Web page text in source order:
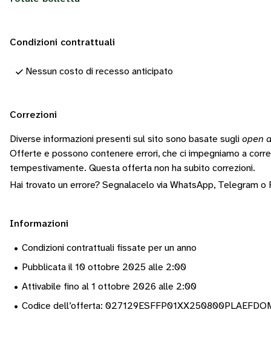
Condizioni contrattuali
Nessun costo di recesso anticipato
Correzioni
Diverse informazioni presenti sul sito sono basate sugli open
Offerte e possono contenere errori, che ci impegniamo a
tempestivamente. Questa offerta non ha subito correzioni.
Hai trovato un errore? Segnalacelo via WhatsApp, Telegram o
Informazioni
• Condizioni contrattuali fissate per un anno
• Pubblicata il 10 ottobre 2025 alle 2:00
• Attivabile fino al 1 ottobre 2026 alle 2:00
• Codice dell’offerta: